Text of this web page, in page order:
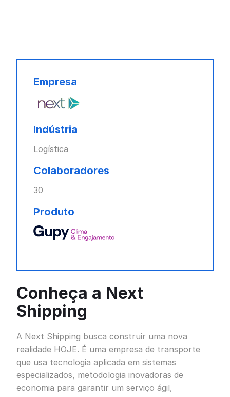
Empresa
Indústria
Logística
Colaboradores
30
Produto
Conheça a Next
Shipping
A Next Shipping busca construir uma nova
realidade HOJE. É uma empresa de transporte
que usa tecnologia aplicada em sistemas
especializados, metodologia inovadoras de
economia para garantir um serviço ágil,